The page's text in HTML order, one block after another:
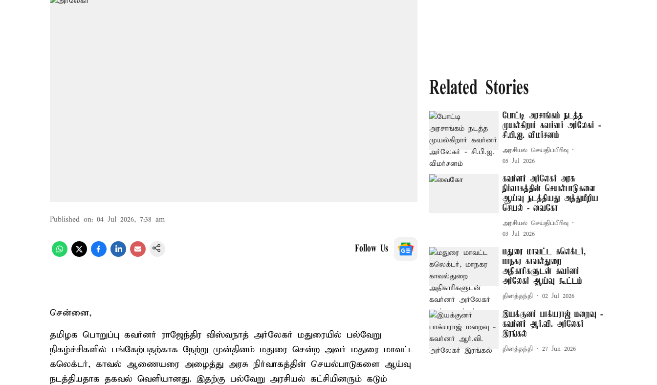
Published on: 04 Jul 2026, 7:38 am
Follow Us
சென்னை,
தமிழக பொறுப்பு கவர்னர் ராஜேந்திர விஸ்வநாத் அர்லேகர் மதுரையில் பல்வேறு
நிகழ்ச்சிகளில் பங்கேற்பதற்காக நேற்று முன்தினம் மதுரை சென்ற அவர் மதுரை மாவட்ட
கலெக்டர், காவல் ஆணையரை அழைத்து அரசு நிர்வாகத்தின் செயல்பாடுகளை ஆய்வு
நடத்தியதாக தகவல் வெளியானது. இதற்கு பல்வேறு அரசியல் கட்சியினரும் கடும்
Related Stories
போட்டி அரசாங்கம் நடத்த
முயல்கிறார் கவர்னர் அர்லேகர் -
சி.பி.ஐ. விமர்சனம்
அரசியல் செய்திப்பிரிவு
05 Jul 2026
கவர்னர் அர்லேகர் அரசு
நிர்வாகத்தின் செயல்பாடுகளை
ஆய்வு நடத்தியது அத்துமீறிய
செயல் - வைகோ
அரசியல் செய்திப்பிரிவு
03 Jul 2026
மதுரை மாவட்ட கலெக்டர்,
மாநகர காவல்துறை
அதிகாரிகளுடன் கவர்னர்
அர்லேகர் ஆய்வு கூட்டம்
தினத்தந்தி 02 Jul 2026
இயக்குனர் பாக்யராஜ் மறைவு -
கவர்னர் ஆர்.வி. அர்லேகர்
இரங்கல்
தினத்தந்தி 27 Jun 2026